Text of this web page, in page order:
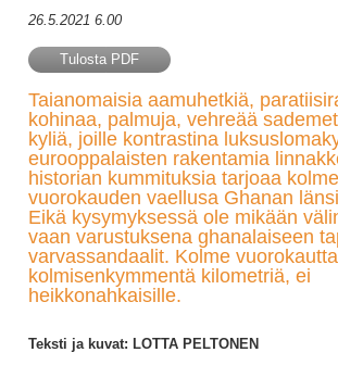
26.5.2021 6.00
Tulosta PDF
Taianomaisia aamuhetkiä,
kohinaa, palmuja, vehreää
kyliä, joille kontrastina
eurooppalaisten rakentamia
historian kummituksia tarjoaa
vuorokauden vaellusa Ghanan
Eikä kysymyksessä ole mikään
vaan varustuksena ghanalaiseen
varvassandaalit. Kolme
kolmisenkymmentä kilometriä, ei
heikkonahkaisille.
Teksti ja kuvat: LOTTA PELTONEN